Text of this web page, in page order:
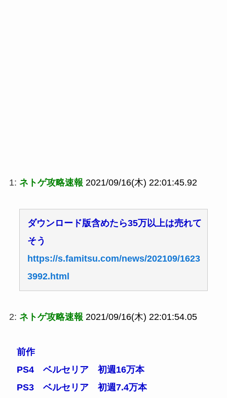
1: ネトゲ攻略速報 2021/09/16(木) 22:01:45.92
ダウンロード版含めたら35万以上は売れて
そう
https://s.famitsu.com/news/202109/1623
3992.html
2: ネトゲ攻略速報 2021/09/16(木) 22:01:54.05
前作
PS4 ベルセリア 初週16万本
PS3 ベルセリア 初週7.4万本